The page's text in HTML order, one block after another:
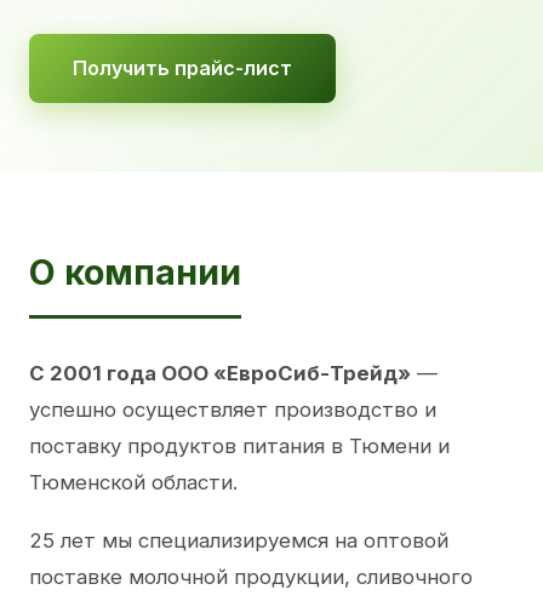
Получить прайс-лист
О компании
С 2001 года ООО «ЕвроСиб-Трейд» —
успешно осуществляет производство и
поставку продуктов питания в Тюмени и
Тюменской области.
25 лет мы специализируемся на оптовой
поставке молочной продукции, сливочного